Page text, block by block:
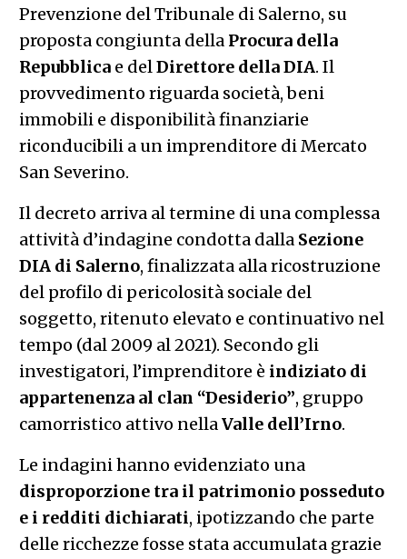
Prevenzione del Tribunale di Salerno, su
proposta congiunta della Procura della
Repubblicae delDirettore della DIA. Il
provvedimento riguarda società, beni
immobili e disponibilità finanziarie
riconducibili a un imprenditore di Mercato
San Severino.
Il decreto arriva al termine di una complessa
attività d’indagine condotta dalla Sezione
DIA di Salerno, finalizzata alla ricostruzione
del profilo di pericolosità sociale del
soggetto, ritenuto elevato e continuativo nel
tempo (dal 2009 al 2021). Secondo gli
investigatori, l’imprenditore è indiziato di
appartenenza al clan “Desiderio”, gruppo
camorristico attivo nellaValle dell’Irno.
Le indagini hanno evidenziato una
disproporzione tra il patrimonio posseduto
e i redditi dichiarati, ipotizzando che parte
delle ricchezze fosse stata accumulata grazie